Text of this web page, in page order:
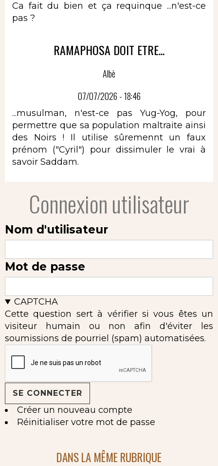
Ca fait du bien et ça requinque ...n'est-ce
pas ?
RAMAPHOSA DOIT ETRE...
Albè
07/07/2026 - 18:46
...musulman, n'est-ce pas Yug-Yog, pour
permettre que sa population maltraite ainsi
des Noirs ! Il utilise sûremennt un faux
prénom ("Cyril") pour dissimuler le vrai à
savoir Saddam.
Connexion utilisateur
Nom d'utilisateur
Mot de passe
CAPTCHA
Cette question sert à vérifier si vous êtes un
visiteur humain ou non afin d'éviter les
soumissions de pourriel (spam) automatisées.
Créer un nouveau compte
Réinitialiser votre mot de passe
DANS LA MÊME RUBRIQUE